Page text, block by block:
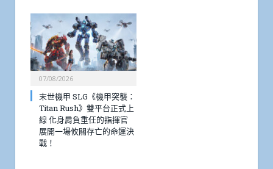
07/08/2026
末世機甲 SLG《機甲突襲：
Titan Rush》雙平台正式上
線 化身肩負重任的指揮官
展開一場攸關存亡的命運決
戰！